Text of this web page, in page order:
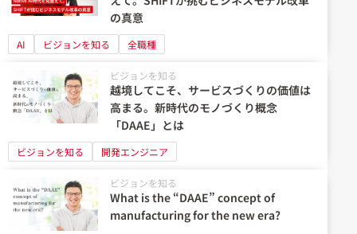
の真意
AI ビジョンを知る 全職種
ビジョンを知る
越境してこそ、サービスづくりの価値は
高まる。新時代のモノづくり概念
「DAAE」とは
ビジョンを知る 開発エンジニア
ビジョンを知る
What is the “DAAE” concept of
manufacturing for the new era?